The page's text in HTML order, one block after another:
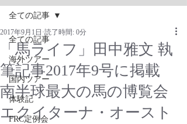
全ての記事
海外ツアー
国内ツアー
体験記
FRC定例会
全ての記事
「馬ライフ」田中雅文 執
筆記事2017年9号に掲載
南半球最大の馬の博覧会
エクイターナ・オースト
2017年9月1日 読了時間: 0分